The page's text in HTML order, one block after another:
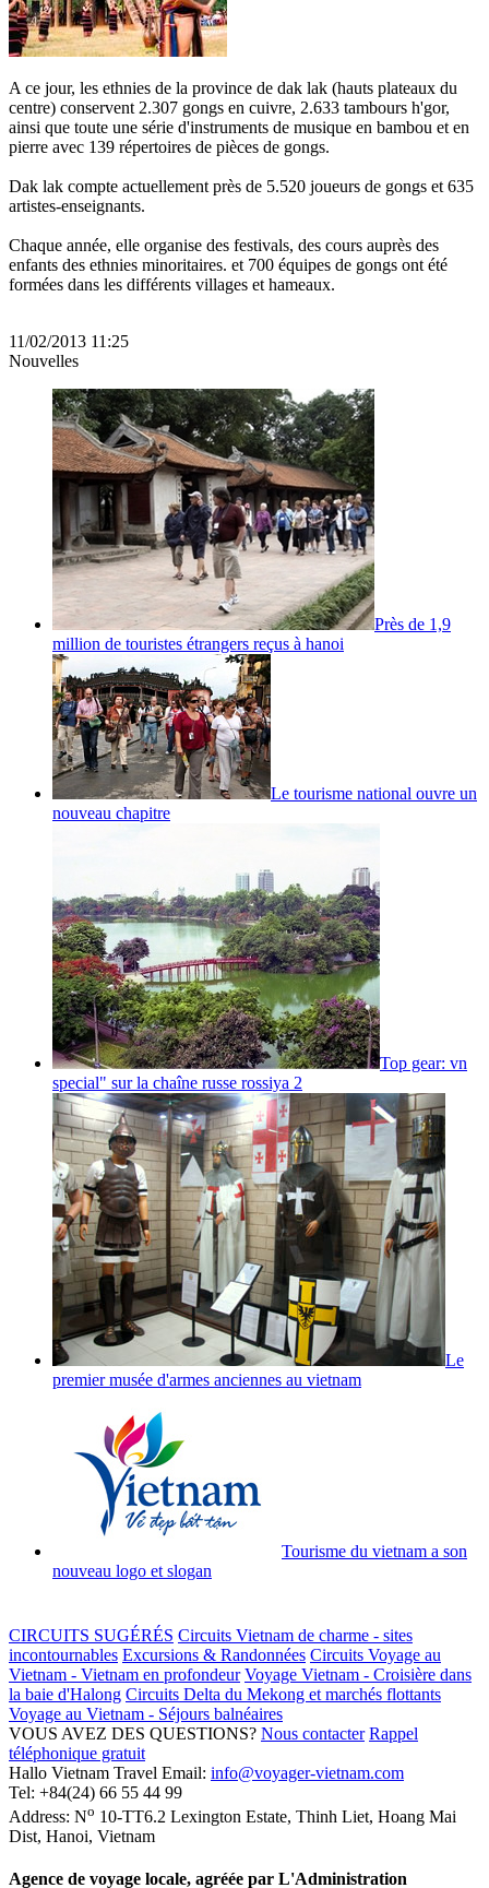
A ce jour, les ethnies de la province de dak lak (hauts plateaux du
centre) conservent 2.307 gongs en cuivre, 2.633 tambours h'gor,
ainsi que toute une série d'instruments de musique en bambou et en
pierre avec 139 répertoires de pièces de gongs.
Dak lak compte actuellement près de 5.520 joueurs de gongs et 635
artistes-enseignants.
Chaque année, elle organise des festivals, des cours auprès des
enfants des ethnies minoritaires. et 700 équipes de gongs ont été
formées dans les différents villages et hameaux.
11/02/2013 11:25
Nouvelles
Près de 1,9
million de touristes étrangers reçus à hanoi
Le tourisme national ouvre un
nouveau chapitre
Top gear: vn
special" sur la chaîne russe rossiya 2
Le
premier musée d'armes anciennes au vietnam
Tourisme du vietnam a son
nouveau logo et slogan
CIRCUITS SUGÉRÉS Circuits Vietnam de charme - sites
incontournables Excursions & Randonnées Circuits Voyage au
Vietnam - Vietnam en profondeur Voyage Vietnam - Croisière dans
la baie d'Halong Circuits Delta du Mekong et marchés flottants
Voyage au Vietnam - Séjours balnéaires
VOUS AVEZ DES QUESTIONS? Nous contacter Rappel
téléphonique gratuit
Hallo Vietnam Travel Email: info@voyager-vietnam.com
Tel: +84(24) 66 55 44 99
Address: No 10-TT6.2 Lexington Estate, Thinh Liet, Hoang Mai
Dist, Hanoi, Vietnam
Agence de voyage locale, agréée par L'Administration